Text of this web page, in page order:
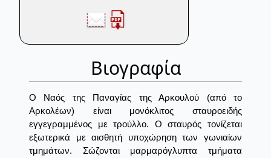
Βιογραφία
Ο Ναός της Παναγίας της Αρκουλού (από το
Αρκολέων) είναι μονόκλιτος σταυροειδής
εγγεγραμμένος με τρούλλο. Ο σταυρός τονίζεται
εξωτερικά με αισθητή υποχώρηση των γωνιαίων
τμημάτων. Σώζονται μαρμαρόγλυπτα τμήματα